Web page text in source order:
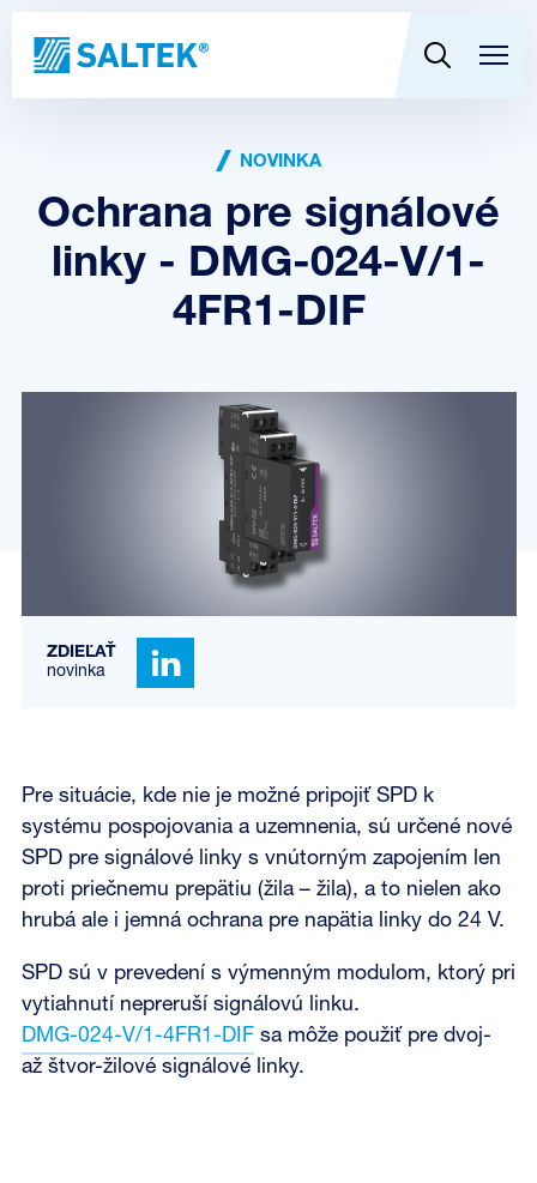
NOVINKA
Ochrana pre signálové
linky - DMG-024-V/1-
4FR1-DIF
ZDIEĽAŤ
novinka
Pre situácie, kde nie je možné pripojiť SPD k
systému pospojovania a uzemnenia, sú určené nové
SPD pre signálové linky s vnútorným zapojením len
proti priečnemu prepätiu (žila – žila), a to nielen ako
hrubá ale i jemná ochrana pre napätia linky do 24 V.
SPD sú v prevedení s výmenným modulom, ktorý pri
vytiahnutí nepreruší signálovú linku.
DMG-024-V/1-4FR1-DIF sa môže použiť pre dvoj-
až štvor-žilové signálové linky.